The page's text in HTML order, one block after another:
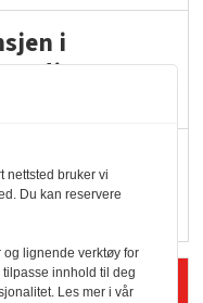
i
større
ferdigmat
nettsted bruker vi
Du kan reservere
og lignende verktøy for
innhold til deg
Les mer i vår